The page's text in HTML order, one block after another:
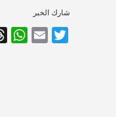
شارك الخبر
T
E
W